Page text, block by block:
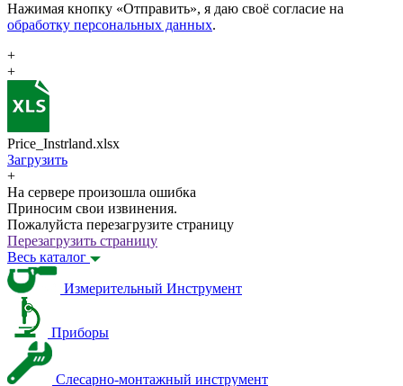
Нажимая кнопку «Отправить», я даю своё согласие на
обработку персональных данных.
+
+
Price_Instrland.xlsx
Загрузить
+
На сервере произошла ошибка
Приносим свои извинения.
Пожалуйста перезагрузите страницу
Перезагрузить страницу
Весь каталог
Измерительный Инструмент
Приборы
Слесарно-монтажный инструмент